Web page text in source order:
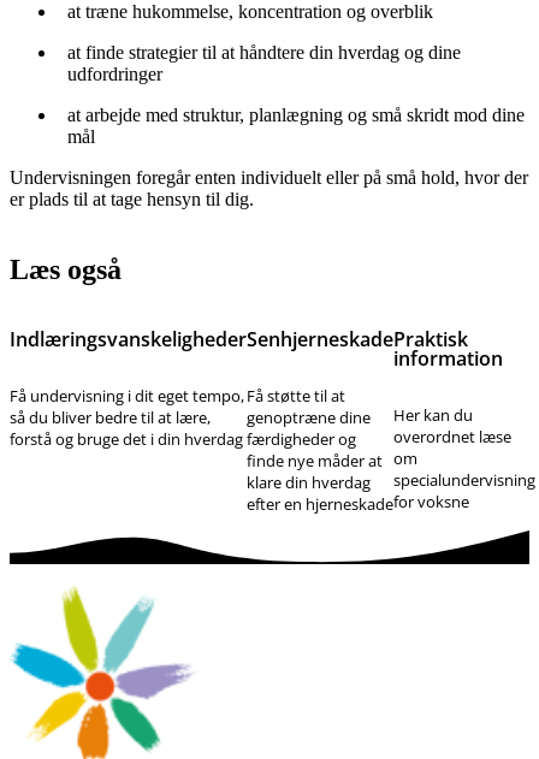
at træne hukommelse, koncentration og overblik
at finde strategier til at håndtere din hverdag og dine
udfordringer
at arbejde med struktur, planlægning og små skridt mod dine
mål
Undervisningen foregår enten individuelt eller på små hold, hvor der
er plads til at tage hensyn til dig.
Læs også
Indlæringsvanskeligheder
Få undervisning i dit eget tempo,
så du bliver bedre til at lære,
forstå og bruge det i din hverdag
Senhjerneskade
Få støtte til at
genoptræne dine
færdigheder og
finde nye måder at
klare din hverdag
efter en hjerneskade
Praktisk
information
Her kan du
overordnet læse
om
specialundervisning
for voksne